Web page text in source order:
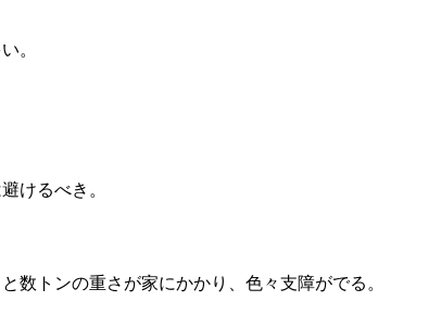
。
けるべき。
数トンの重さが家にかかり、色々支障がでる。